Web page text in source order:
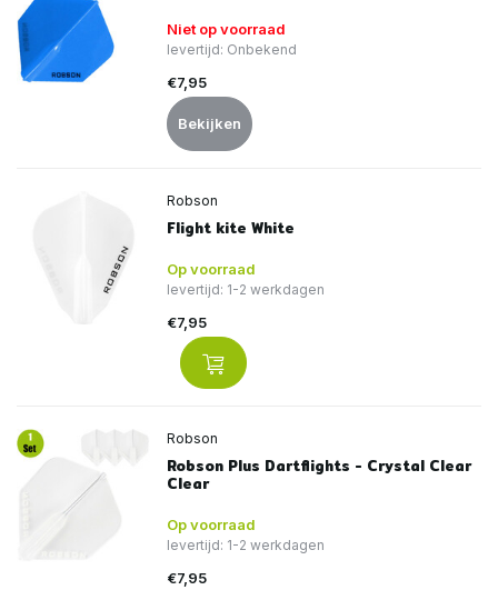
Niet op voorraad
levertijd: Onbekend
€7,95
Bekijken
Robson
Flight kite White
Op voorraad
levertijd: 1-2 werkdagen
€7,95
Robson
Robson Plus Dartflights - Crystal Clear
Clear
Op voorraad
levertijd: 1-2 werkdagen
€7,95